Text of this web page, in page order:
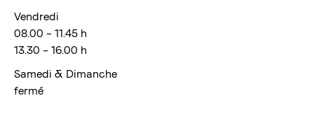
Vendredi
08.00 – 11.45 h
13.30 – 16.00 h
Samedi & Dimanche
fermé